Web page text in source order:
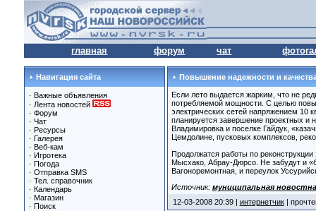
главная форум чат
Навигация сайта
· Важные объявления
· Лента новостей
· Форум
· Чат
· Ресурсы
· Галерея
· Веб-кам
· Игротека
· Погода
· Отправка SMS
· Тел. справочник
· Календарь
· Магазин
· Поиск
Повышение надежности и
Если лето выдается жарким, что не
потребляемой мощности. С целью
электрических сетей напряжением 10
планируется завершение проектных и
Владимировка и поселке Гайдук,
Цемдолине, пусковых комплексов,
Продолжатся работы по реконструкции
Мысхако, Абрау-Дюрсо. Не забудут и
Вагоноремонтная, и переулок
Источник: муниципальная
12-03-2008 20:39 | интернетчик|